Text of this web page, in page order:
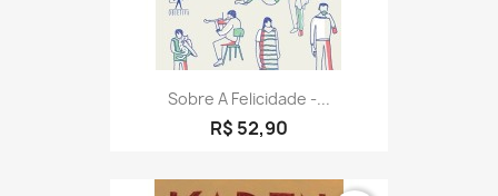
Sobre A Felicidade -...
R$ 52,90